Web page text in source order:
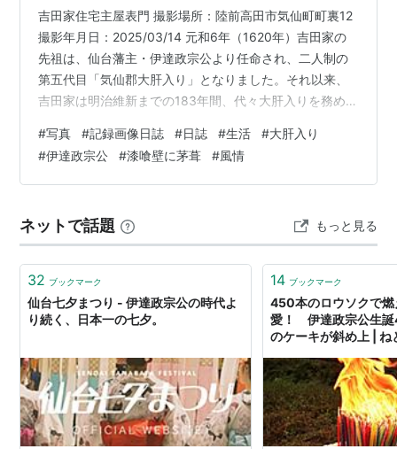
吉田家住宅主屋表門 撮影場所：陸前高田市気仙町町裏12
撮影年月日：2025/03/14 元和6年（1620年）吉田家の
先祖は、仙台藩主・伊達政宗公より任命され、二人制の
第五代目「気仙郡大肝入り」となりました。それ以来、
吉田家は明治維新までの183年間、代々大肝入りを務め、
わたるその歩みは、まさに地域史に刻まれた重責の歴史
と言えるでしょう。 岩手県指定有形文化財 「大肝入り」
は、藩から直接任命される郡の代表であり、代官所に出
管理、行政や司法警察といった幅広い分野を担う存在で
した。そのため強い権限…
#写真 #記録画像日誌 #日誌 #生活 #大肝入り
#伊達政宗公 #漆喰壁に茅葺 #風情
ネットで話題 もっと見る
32 ブックマーク
仙台七夕まつり - 伊達政宗公の時代よ
り続く、日本一の七夕。
14 ブックマーク
450本のロウソクで
愛！ 伊達政宗公生
のケーキが斜め上 | ね